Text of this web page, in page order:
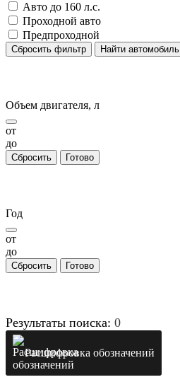
Авто до 160 л.с.
Проходной авто
Предпроходной
Сбросить фильтр Найти автомобиль
Объем двигателя, л
от
до
Сбросить Готово
Год
от
до
Сбросить Готово
Результаты поиска: 0
Расшифровка обозначений